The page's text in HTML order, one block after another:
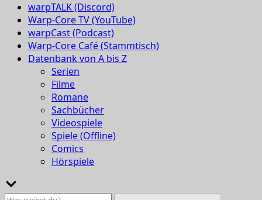
warpTALK (Discord)
Warp-Core TV (YouTube)
warpCast (Podcast)
Warp-Core Café (Stammtisch)
Datenbank von A bis Z
Serien
Filme
Romane
Sachbücher
Videospiele
Spiele (Offline)
Comics
Hörspiele